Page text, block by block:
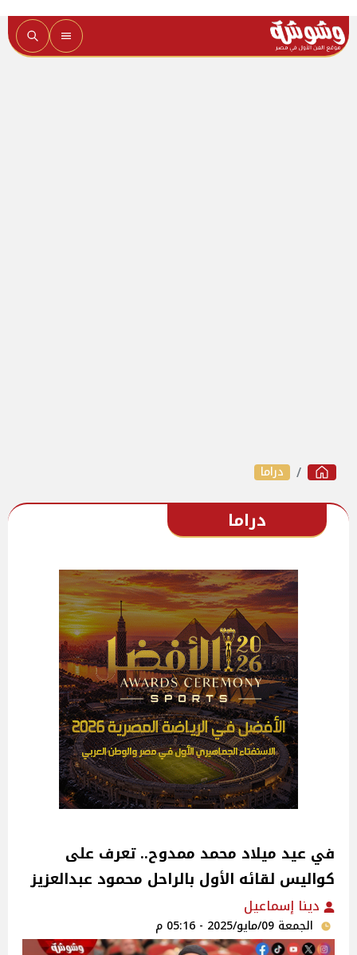
دراما
دراما
في عيد ميلاد محمد ممدوح.. تعرف على
كواليس لقائه الأول بالراحل محمود عبدالعزيز
دينا إسماعيل
الجمعة 09/مايو/2025 - 05:16 م